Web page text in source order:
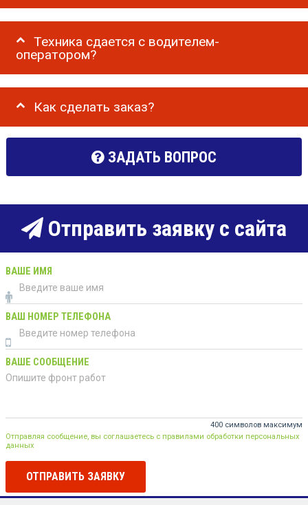
Техника сдается с водителем-
оператором?
Как сделать заказ?
ЗАДАТЬ ВОПРОС
Отправить заявку с сайта
ВАШЕ ИМЯ
ВАШ НОМЕР ТЕЛЕФОНА
ВАШЕ СООБЩЕНИЕ
400 символов максимум
Отправляя сообщение, вы соглашаетесь с правилами обработки персональных
данных
ОТПРАВИТЬ ЗАЯВКУ